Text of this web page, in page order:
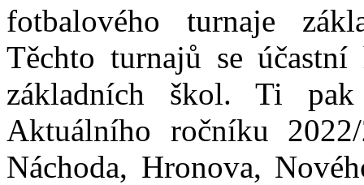
fotbalového turnaje
Těchto turnajů se
základních škol. Ti
Aktuálního ročníku
Náchoda, Hronova,